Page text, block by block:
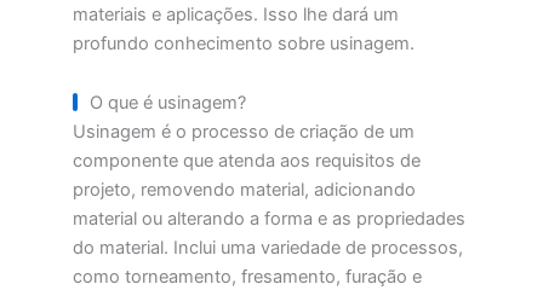
materiais e aplicações. Isso lhe dará um
profundo conhecimento sobre usinagem.
O que é usinagem?
Usinagem é o processo de criação de um
componente que atenda aos requisitos de
projeto, removendo material, adicionando
material ou alterando a forma e as propriedades
do material. Inclui uma variedade de processos,
como torneamento, fresamento, furação e